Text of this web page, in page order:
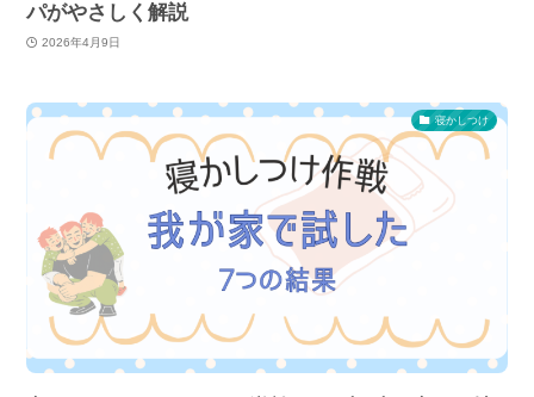
パがやさしく解説
2026年4月9日
寝かしつけ